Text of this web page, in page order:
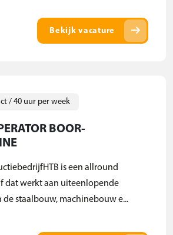
Bekijk vacature arrow_right_alt
/ 40 uur per week
BOOR-
is een allround
dat werkt aan uiteenlopende
staalbouw, machinebouw e...